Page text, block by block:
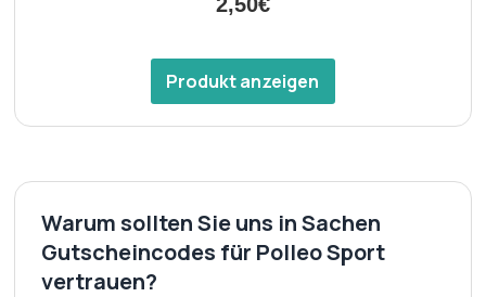
Produkt anzeigen
Warum sollten Sie uns in Sachen
Gutscheincodes für Polleo Sport
vertrauen?